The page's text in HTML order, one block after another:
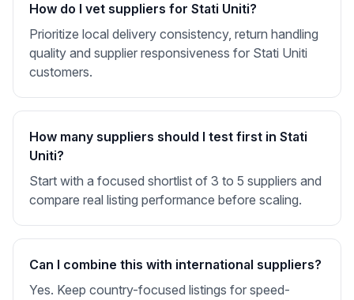
How do I vet suppliers for Stati Uniti?
Prioritize local delivery consistency, return handling
quality and supplier responsiveness for Stati Uniti
customers.
How many suppliers should I test first in Stati
Uniti?
Start with a focused shortlist of 3 to 5 suppliers and
compare real listing performance before scaling.
Can I combine this with international suppliers?
Yes. Keep country-focused listings for speed-